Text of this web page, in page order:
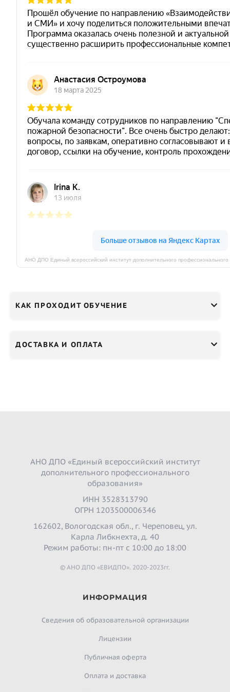
КАК ПРОХОДИТ ОБУЧЕНИЕ
ДОСТАВКА И ОПЛАТА
АНО ДПО «Единый всероссийский институт
дополнительного профессионального
образования»
ИНН 3528313790
ОГРН 1203500006346
162602, Вологодская обл., г. Череповец, ул.
Карла Либкнехта, д. 40
Режим работы: пн-пт с 10:00 до 18:00
© АНО ДПО «ЕВИДПО». 2020-2023гг.
ИНФОРМАЦИЯ
Сведения об образовательной организации
Лицензии
Публичная оферта
Оплата и доставка